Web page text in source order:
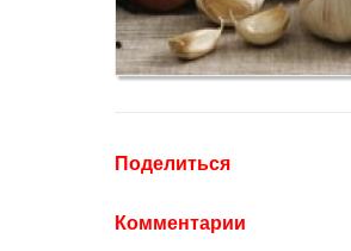
Поделиться
Комментарии